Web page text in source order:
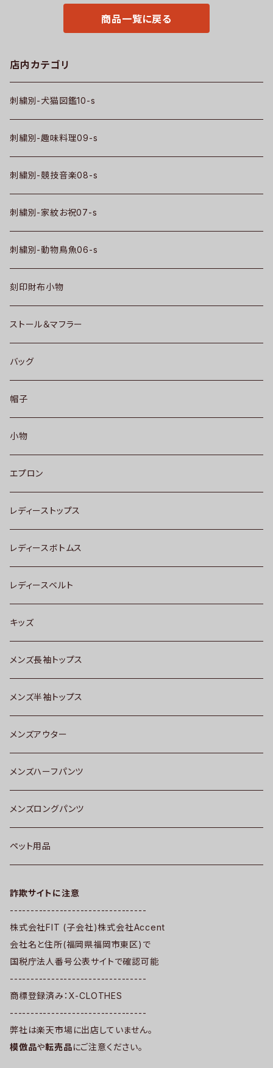
-s
商品一覧に戻る
店内カテゴリ
刺繍別-犬猫図鑑10-s
刺繍別-趣味料理09-s
刺繍別-競技音楽08-s
刺繍別-家紋お祝07-s
刺繍別-動物鳥魚06-s
刻印財布小物
ストール＆マフラー
バッグ
帽子
小物
エプロン
レディーストップス
レディースボトムス
レディースベルト
キッズ
メンズ長袖トップス
メンズ半袖トップス
メンズアウター
メンズハーフパンツ
メンズロングパンツ
ペット用品
詐欺サイトに注意
---------------------------------
株式会社FIT (子会社)株式会社Accent
会社名と住所(福岡県福岡市東区)で
国税庁法人番号公表サイトで確認可能
---------------------------------
商標登録済み：X-CLOTHES
---------------------------------
弊社は楽天市場に出店していません。
模倣品や転売品にご注意ください。